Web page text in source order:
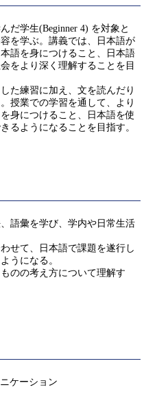
だ学生(Beginner 4) を対象と
を学ぶ。講義では、日本語が
語を身につけること、日本語
をより深く理解することを目
た練習に加え、文を読んだり
授業での学習を通して、より
身につけること、日本語を使
るようになることを目指す。
語彙を学び、学内や日常生活
せて、日本語で課題を遂行し
うになる。
のの考え方について理解す
ケーション